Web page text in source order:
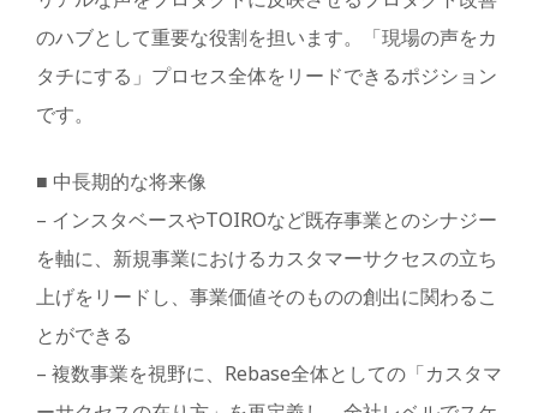
のハブとして重要な役割を担います。「現場の声をカ
タチにする」プロセス全体をリードできるポジション
です。
■ 中長期的な将来像
– インスタベースやTOIROなど既存事業とのシナジー
を軸に、新規事業におけるカスタマーサクセスの立ち
上げをリードし、事業価値そのものの創出に関わるこ
とができる
– 複数事業を視野に、Rebase全体としての「カスタマ